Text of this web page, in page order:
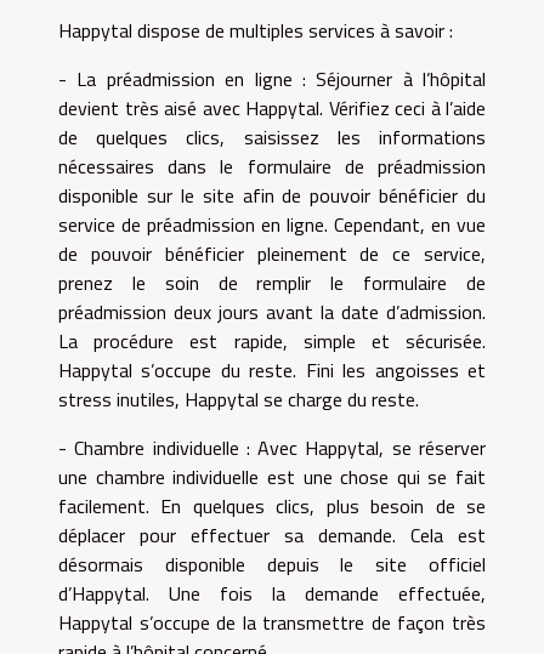
Happytal dispose de multiples services à savoir :
- La préadmission en ligne : Séjourner à l’hôpital
devient très aisé avec Happytal. Vérifiez ceci à l’aide
de quelques clics, saisissez les informations
nécessaires dans le formulaire de préadmission
disponible sur le site afin de pouvoir bénéficier du
service de préadmission en ligne. Cependant, en vue
de pouvoir bénéficier pleinement de ce service,
prenez le soin de remplir le formulaire de
préadmission deux jours avant la date d’admission.
La procédure est rapide, simple et sécurisée.
Happytal s’occupe du reste. Fini les angoisses et
stress inutiles, Happytal se charge du reste.
- Chambre individuelle : Avec Happytal, se réserver
une chambre individuelle est une chose qui se fait
facilement. En quelques clics, plus besoin de se
déplacer pour effectuer sa demande. Cela est
désormais disponible depuis le site officiel
d’Happytal. Une fois la demande effectuée,
Happytal s’occupe de la transmettre de façon très